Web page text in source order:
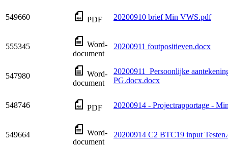
549660 PDF 20200910 brief Min VWS.pdf
555345
Word-
document
20200911 foutpositieven.docx
547980
Word-
document
20200911_Persoonlijke
PG.docx.docx
548746 PDF 20200914 - Projectrapportage -
549664
Word-
document
20200914 C2 BTC19 input